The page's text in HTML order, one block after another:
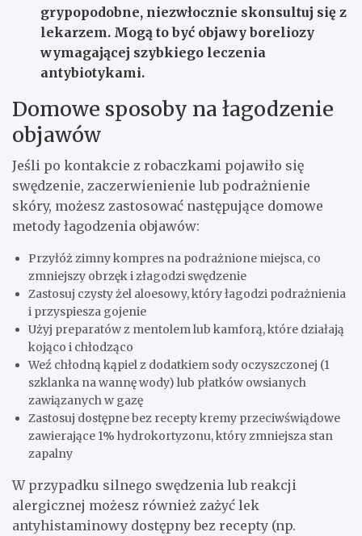
grypopodobne, niezwłocznie skonsultuj się z
lekarzem. Mogą to być objawy boreliozy
wymagającej szybkiego leczenia
antybiotykami.
Domowe sposoby na łagodzenie
objawów
Jeśli po kontakcie z robaczkami pojawiło się
swędzenie, zaczerwienienie lub podrażnienie
skóry, możesz zastosować następujące domowe
metody łagodzenia objawów:
Przyłóż zimny kompres na podrażnione miejsca, co
zmniejszy obrzęk i złagodzi swędzenie
Zastosuj czysty żel aloesowy, który łagodzi podrażnienia
i przyspiesza gojenie
Użyj preparatów z mentolem lub kamforą, które działają
kojąco i chłodząco
Weź chłodną kąpiel z dodatkiem sody oczyszczonej (1
szklanka na wannę wody) lub płatków owsianych
zawiązanych w gazę
Zastosuj dostępne bez recepty kremy przeciwświądowe
zawierające 1% hydrokortyzonu, który zmniejsza stan
zapalny
W przypadku silnego swędzenia lub reakcji
alergicznej możesz również zażyć lek
antyhistaminowy dostępny bez recepty (np.